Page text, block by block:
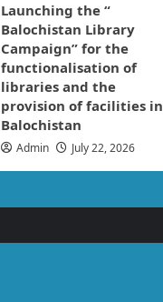
Launching the “
Balochistan Library
Campaign” for the
functionalisation of
libraries and the
provision of facilities in
Balochistan
Admin July 22, 2026